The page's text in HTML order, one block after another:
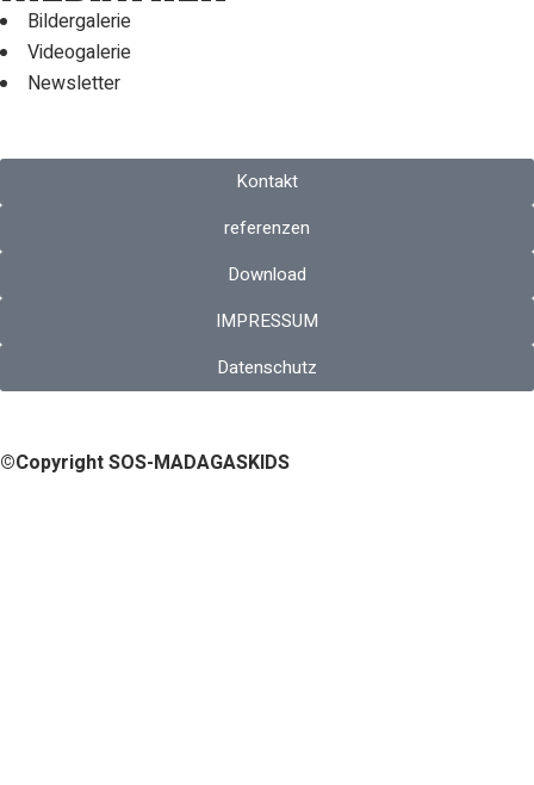
Bildergalerie
Videogalerie
Newsletter
Kontakt
referenzen
Download
IMPRESSUM
Datenschutz
©Copyright SOS-MADAGASKIDS